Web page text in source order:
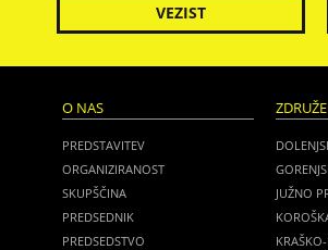
VEZIST
O NAS
PREDSTAVITEV
ORGANIZIRANOST
SKUPŠČINA
PREDSEDNIK
PREDSEDSTVO
JUŽNO